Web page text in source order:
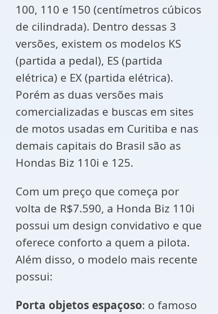
100, 110 e 150 (centímetros cúbicos
de cilindrada). Dentro dessas 3
versões, existem os modelos KS
(partida a pedal), ES (partida
elétrica) e EX (partida elétrica).
Porém as duas versões mais
comercializadas e buscas em sites
de motos usadas em Curitiba e nas
demais capitais do Brasil são as
Hondas Biz 110i e 125.
Com um preço que começa por
volta de R$7.590, a Honda Biz 110i
possui um design convidativo e que
oferece conforto a quem a pilota.
Além disso, o modelo mais recente
possui:
Porta objetos espaçoso: o famoso